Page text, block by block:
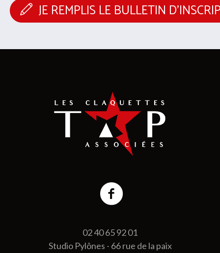
JE REMPLIS LE BULLETIN
02 40 65 92 01
Studio Pylônes - 66 rue de la paix